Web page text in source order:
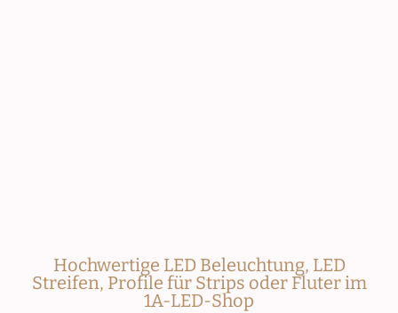
Hochwertige LED Beleuchtung, LED
Streifen, Profile für Strips oder Fluter im
1A-LED-Shop